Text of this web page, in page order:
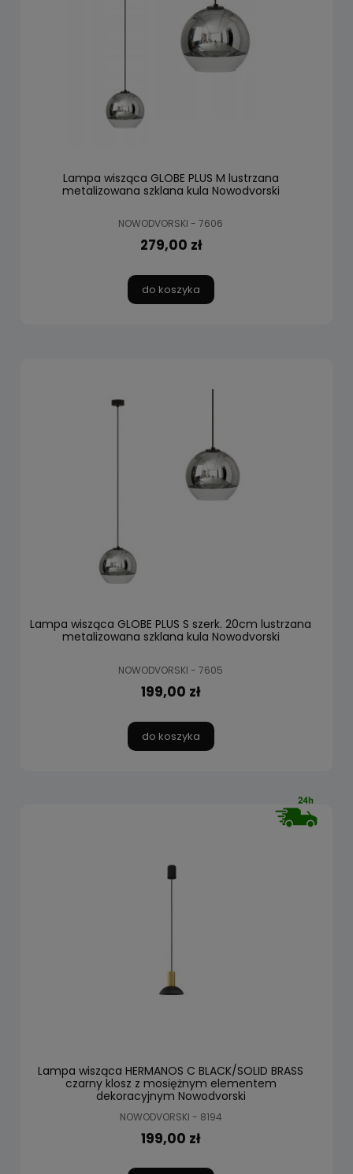
Lampa wisząca GLOBE PLUS M lustrzana
metalizowana szklana kula Nowodvorski
NOWODVORSKI - 7606
279,00 zł
do koszyka
Lampa wisząca GLOBE PLUS S szerk. 20cm lustrzana
metalizowana szklana kula Nowodvorski
NOWODVORSKI - 7605
199,00 zł
do koszyka
Lampa wisząca HERMANOS C BLACK/SOLID BRASS
czarny klosz z mosiężnym elementem
dekoracyjnym Nowodvorski
NOWODVORSKI - 8194
199,00 zł